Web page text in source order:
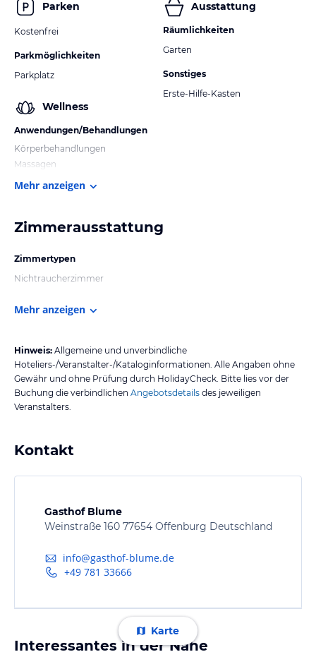
Parken
Kostenfrei
Parkmöglichkeiten
Parkplatz
Wellness
Anwendungen/Behandlungen
Körperbehandlungen
Massagen
Ausstattung
Räumlichkeiten
Garten
Sonstiges
Erste-Hilfe-Kasten
Mehr anzeigen
Zimmerausstattung
Zimmertypen
Nichtraucherzimmer
Mehr anzeigen
Hinweis: Allgemeine und unverbindliche
Hoteliers-/Veranstalter-/Kataloginformationen. Alle Angaben ohne
Gewähr und ohne Prüfung durch HolidayCheck. Bitte lies vor der
Buchung die verbindlichen Angebotsdetails des jeweiligen
Veranstalters.
Kontakt
Gasthof Blume
Weinstraße 160 77654 Offenburg Deutschland
info@gasthof-blume.de
+49 781 33666
Karte
Interessantes in der Nähe